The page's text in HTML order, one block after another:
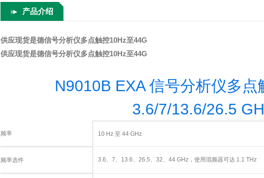
产品介绍
供应现货是德信号分析仪多点触控10Hz至44G
供应现货是德信号分析仪多点触控10Hz至44G
N9010B EXA 信号分析仪多点
3.6/7/13.6/26.5
频率 10 Hz 至 44 GHz
频率选件 3.6、7、13.6、26.5、32、44 GHz，使用混频器可达 1.1 THz